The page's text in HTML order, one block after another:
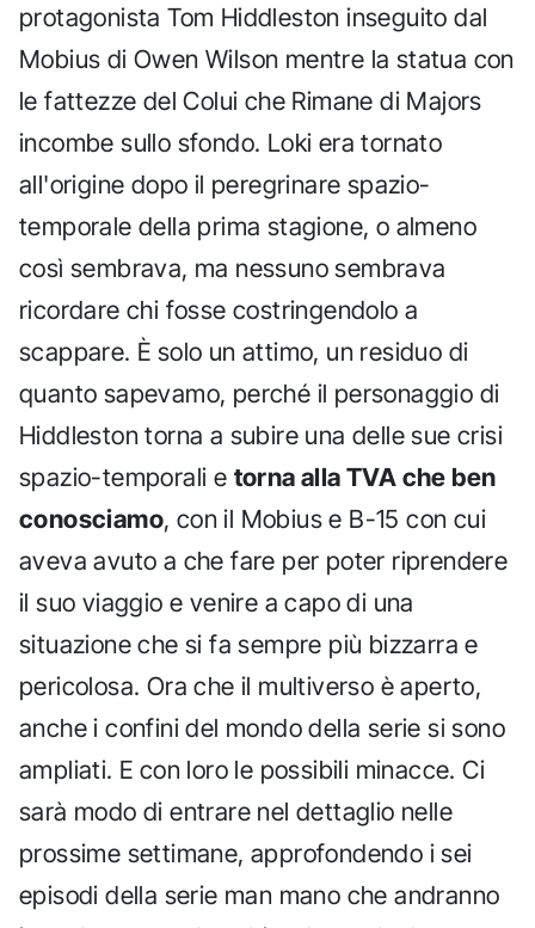
protagonista Tom Hiddleston inseguito dal
Mobius di Owen Wilson mentre la statua con
le fattezze del Colui che Rimane di Majors
incombe sullo sfondo. Loki era tornato
all'origine dopo il peregrinare spazio-
temporale della prima stagione, o almeno
così sembrava, ma nessuno sembrava
ricordare chi fosse costringendolo a
scappare. È solo un attimo, un residuo di
quanto sapevamo, perché il personaggio di
Hiddleston torna a subire una delle sue crisi
spazio-temporali e torna alla TVA che ben
conosciamo, con il Mobius e B-15 con cui
aveva avuto a che fare per poter riprendere
il suo viaggio e venire a capo di una
situazione che si fa sempre più bizzarra e
pericolosa. Ora che il multiverso è aperto,
anche i confini del mondo della serie si sono
ampliati. E con loro le possibili minacce. Ci
sarà modo di entrare nel dettaglio nelle
prossime settimane, approfondendo i sei
episodi della serie man mano che andranno